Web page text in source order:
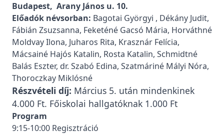
Budapest, Arany János u. 10.
Előadók névsorban: Bagotai Györgyi , Dékány Judit,
Fábián Zsuzsanna, Feketéné Gacsó Mária, Horváthné
Moldvay Ilona, Juharos Rita, Krasznár Felícia,
Mácsainé Hajós Katalin, Rosta Katalin, Schmidtné
Balás Eszter, dr. Szabó Edina, Szatmáriné Mályi Nóra,
Thoroczkay Miklósné
Részvételi díj: Március 5. után mindenkinek
4.000 Ft. Főiskolai hallgatóknak 1.000 Ft
Program
9:15-10:00 Regisztráció